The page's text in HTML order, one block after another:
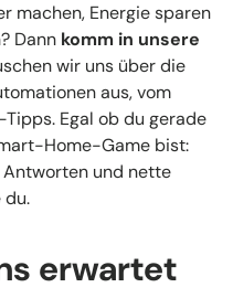
machen, Energie sparen
Dann komm in unsere
wir uns über die
aus, vom
Egal ob du gerade
Home-Game bist:
und nette
du.
erwartet